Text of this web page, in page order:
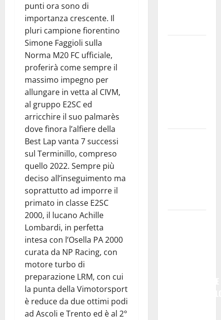
punti ora sono di
importanza crescente. Il
pluri campione fiorentino
Simone Faggioli sulla
Norma M20 FC ufficiale,
proferirà come sempre il
massimo impegno per
allungare in vetta al CIVM,
al gruppo E2SC ed
arricchire il suo palmarès
dove finora l’alfiere della
Best Lap vanta 7 successi
sul Terminillo, compreso
quello 2022. Sempre più
deciso all’inseguimento ma
soprattutto ad imporre il
primato in classe E2SC
2000, il lucano Achille
Lombardi, in perfetta
intesa con l’Osella PA 2000
curata da NP Racing, con
motore turbo di
preparazione LRM, con cui
la punta della Vimotorsport
è reduce da due ottimi podi
ad Ascoli e Trento ed è al 2°